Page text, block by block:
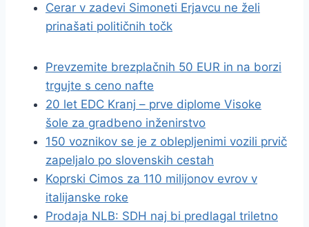
Cerar v zadevi Simoneti Erjavcu ne želi
prinašati političnih točk
Prevzemite brezplačnih 50 EUR in na borzi
trgujte s ceno nafte
20 let EDC Kranj – prve diplome Visoke
šole za gradbeno inženirstvo
150 voznikov se je z oblepljenimi vozili prvič
zapeljalo po slovenskih cestah
Koprski Cimos za 110 milijonov evrov v
italijanske roke
Prodaja NLB: SDH naj bi predlagal triletno